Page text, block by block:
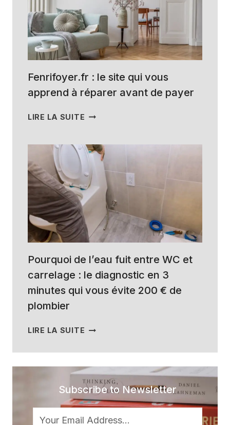
FAIRE
POUR
FAIRE
CESSER
LA
NUISANCE
PARTIR
GUERRE)
Fenrifoyer.fr : le site qui vous
apprend à réparer avant de payer
LIRE LA SUITE FENRIFOYER.FR
SITE
QUI
VOUS
APPREND
À
RÉPARER
AVANT
DE
PAYER
Pourquoi de l’eau fuit entre WC et
carrelage : le diagnostic en 3
minutes qui vous évite 200 € de
plombier
LIRE LA SUITE POURQUOI
L’EAU
ENTRE
WC
ET
:
Subscribe to Newsletter